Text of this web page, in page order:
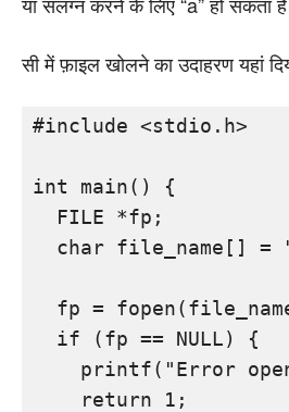
सी में फ़ाइल खोलने का उदाहरण यहां
#include <stdio.h>
int main() {
  FILE *fp;
char file_name[] =
fp =
  if (fp == NULL) {
printf("Error
    return 1;